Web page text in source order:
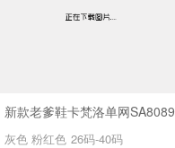
新款老爹鞋卡梵洛单网SA8089
灰色 粉红色 26码-40码